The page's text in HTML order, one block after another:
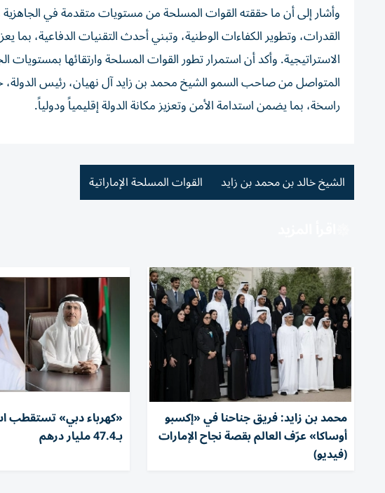
وأشار إلى أن ما حققته القوات المسلحة من مستويات متقدمة في
القدرات، وتطوير الكفاءات الوطنية، وتبني أحدث التقنيات الدفاعية،
الاستراتيجية. وأكد أن استمرار تطور القوات المسلحة وارتقائها بمستويات
المتواصل من صاحب السمو الشيخ محمد بن زايد آل نهيان، رئيس الدولة،
راسخة، بما يضمن استدامة الأمن وتعزيز مكانة الدولة إقليمياً ودولياً.
الشيخ خالد بن محمد بن زايد القوات المسلحة الإماراتية
محمد بن زايد: فريق جناحنا في «إكسبو
أوساكا» عرّف العالم بقصة نجاح الإمارات
(فيديو)
«كهرباء دبي» تستقطب
بـ47.4 مليار درهم